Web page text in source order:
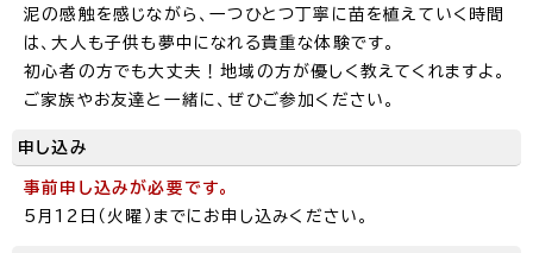
泥の感触を感じながら、一つひとつ丁寧に苗を植えていく時間
は、大人も子供も夢中になれる貴重な体験です。
初心者の方でも大丈夫！地域の方が優しく教えてくれますよ。
ご家族やお友達と一緒に、ぜひご参加ください。
申し込み
事前申し込みが必要です。
5月12日（火曜）までにお申し込みください。